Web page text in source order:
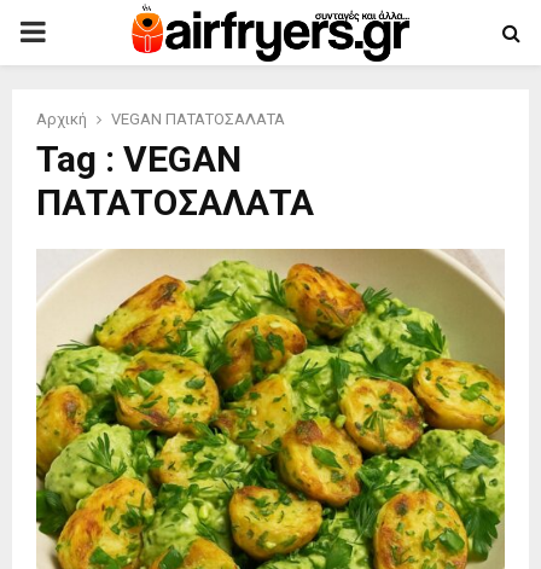
PRIMARY
Αρχική VEGAN ΠΑΤΑΤΟΣΑΛΑΤΑ
Tag : VEGAN
ΠΑΤΑΤΟΣΑΛΑΤΑ